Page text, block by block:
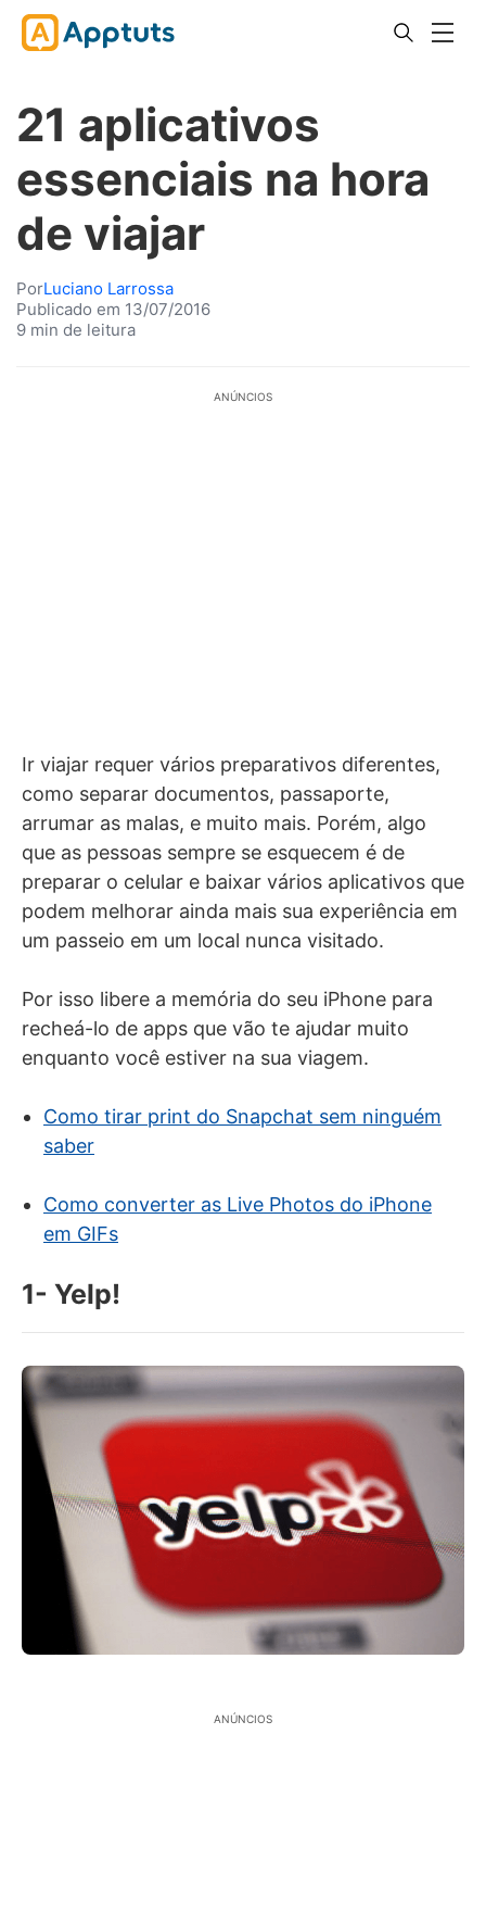
21 aplicativos
essenciais na hora
de viajar
PorLuciano Larrossa
Publicado em 13/07/2016
9 min de leitura
ANÚNCIOS
Ir viajar requer vários preparativos diferentes,
como separar documentos, passaporte,
arrumar as malas, e muito mais. Porém, algo
que as pessoas sempre se esquecem é de
preparar o celular e baixar vários aplicativos que
podem melhorar ainda mais sua experiência em
um passeio em um local nunca visitado.
Por isso libere a memória do seu iPhone para
recheá-lo de apps que vão te ajudar muito
enquanto você estiver na sua viagem.
Como tirar print do Snapchat sem ninguém
saber
Como converter as Live Photos do iPhone
em GIFs
1- Yelp!
ANÚNCIOS